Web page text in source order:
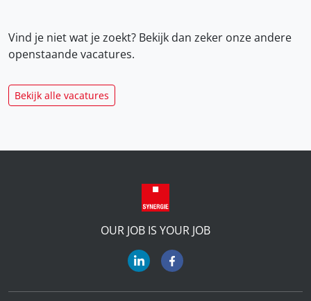
Vind je niet wat je zoekt? Bekijk dan zeker onzeandere
openstaande vacatures.
Bekijk alle vacatures
OUR JOB IS YOUR JOB